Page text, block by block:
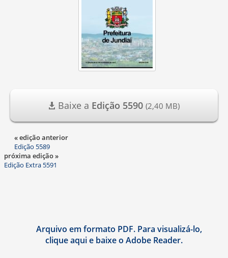
Baixe a Edição 5590 (2,40 MB)
« edição anterior
Edição 5589
próxima edição »
Edição Extra 5591
Arquivo em formato PDF. Para visualizá-lo,
clique aqui e baixe o Adobe Reader.